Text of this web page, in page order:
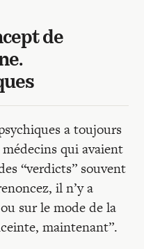
de
a toujours
qui avaient
“verdicts” souvent
il n’y a
sur le mode de la
maintenant”.